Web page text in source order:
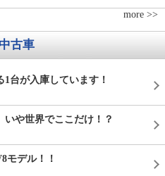
more >>
古車
台が入庫しています！
や世界でここだけ！？
モデル！！